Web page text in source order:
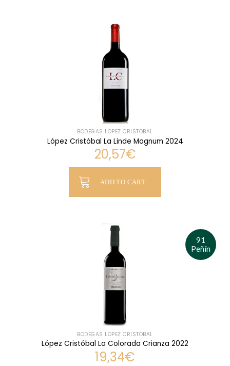
BODEGAS LÓPEZ CRISTÓBAL
López Cristóbal La Linde Magnum 2024
20,57€
ADD TO CART
91
Peñín
BODEGAS LÓPEZ CRISTÓBAL
López Cristóbal La Colorada Crianza 2022
19,34€